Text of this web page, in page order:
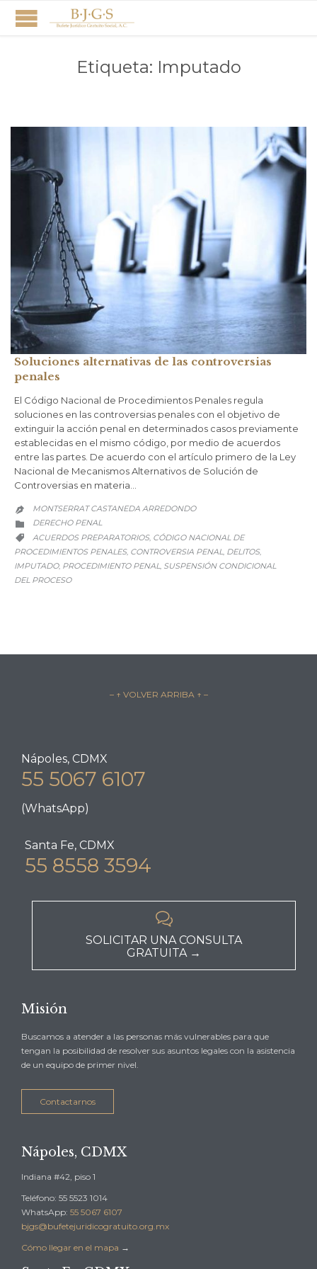
Etiqueta: Imputado
Soluciones alternativas de las controversias
penales
El Código Nacional de Procedimientos Penales regula
soluciones en las controversias penales con el objetivo de
extinguir la acción penal en determinados casos previamente
establecidas en el mismo código, por medio de acuerdos
entre las partes. De acuerdo con el artículo primero de la Ley
Nacional de Mecanismos Alternativos de Solución de
Controversias en materia…
 MONTSERRAT CASTANEDA ARREDONDO
 CATEGORY
DERECHO PENAL
 CATEGORY
ACUERDOS PREPARATORIOS, CÓDIGO NACIONAL DE
PROCEDIMIENTOS PENALES, CONTROVERSIA PENAL, DELITOS,
IMPUTADO, PROCEDIMIENTO PENAL, SUSPENSIÓN CONDICIONAL
DEL PROCESO
– ↑ VOLVER ARRIBA ↑ –
Nápoles, CDMX
55 5067 6107
(WhatsApp)
Santa Fe, CDMX
55 8558 3594

SOLICITAR UNA CONSULTA
GRATUITA →
Misión
Buscamos a atender a las personas más vulnerables para que
tengan la posibilidad de resolver sus asuntos legales con la asistencia
de un equipo de primer nivel.
Contactarnos
Nápoles, CDMX
Indiana #42, piso 1
Teléfono: 55 5523 1014
WhatsApp: 55 5067 6107
bjgs@bufetejuridicogratuito.org.mx
Cómo llegar en el mapa →